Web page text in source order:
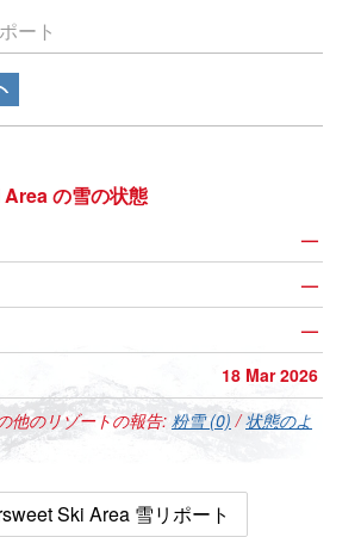
ート
の雪の状態
—
—
—
18 Mar 2026
他のリゾートの報告: 粉雪 (0) /状態のよ
Ski Area 雪リポート